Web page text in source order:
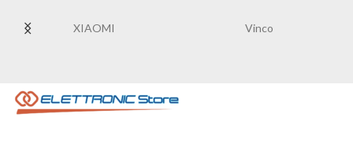
XIAOMI Vinco